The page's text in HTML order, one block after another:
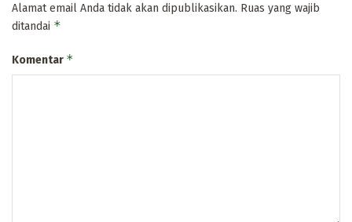
Alamat email Anda tidak akan dipublikasikan. Ruas yang wajib
ditandai *
Komentar *